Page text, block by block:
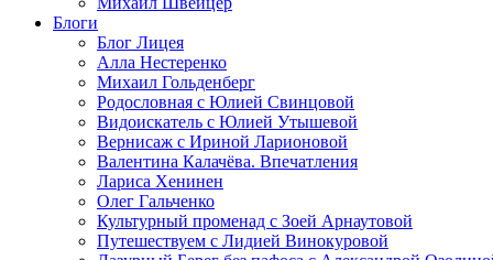
Блоги
Блог Лицея
Алла Нестеренко
Михаил Гольденберг
Родословная с Юлией Свинцовой
Видоискатель с Юлией Утышевой
Вернисаж с Ириной Ларионовой
Валентина Калачёва. Впечатления
Лариса Хенинен
Олег Гальченко
Культурный променад с Зоей Арнаутовой
Путешествуем с Лидией Винокуровой